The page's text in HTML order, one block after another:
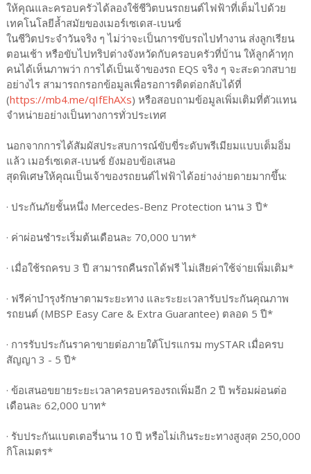
ให้คุณและครอบครัวได้ลองใช้ชีวิตบนรถยนต์ไฟฟ้าที่เต็มไปด้วย
เทคโนโลยีล้ำสมัยของเมอร์เซเดส-เบนซ์
ในชีวิตประจำวันจริง ๆ ไม่ว่าจะเป็นการขับรถไปทำงาน ส่งลูกเรียน
ตอนเช้า หรือขับไปทริปต่างจังหวัดกับครอบครัวที่บ้าน ให้ลูกค้าทุก
คนได้เห็นภาพว่า การได้เป็นเจ้าของรถ EQS จริง ๆ จะสะดวกสบาย
อย่างไร สามารถกรอกข้อมูลเพื่อรอการติดต่อกลับได้ที่
(https://mb4.me/qIfEhAXs) หรือสอบถามข้อมูลเพิ่มเติมที่ตัวแทน
จำหน่ายอย่างเป็นทางการทั่วประเทศ
นอกจากการได้สัมผัสประสบการณ์ขับขี่ระดับพรีเมียมแบบเต็มอิ่ม
แล้ว เมอร์เซเดส-เบนซ์ ยังมอบข้อเสนอ
สุดพิเศษให้คุณเป็นเจ้าของรถยนต์ไฟฟ้าได้อย่างง่ายดายมากขึ้น:
· ประกันภัยชั้นหนึ่ง Mercedes-Benz Protection นาน 3 ปี*
· ค่าผ่อนชำระเริ่มต้นเดือนละ 70,000 บาท*
· เมื่อใช้รถครบ 3 ปี สามารถคืนรถได้ฟรี ไม่เสียค่าใช้จ่ายเพิ่มเติม*
· ฟรีค่าบำรุงรักษาตามระยะทาง และระยะเวลารับประกันคุณภาพ
รถยนต์ (MBSP Easy Care & Extra Guarantee) ตลอด 5 ปี*
· การรับประกันราคาขายต่อภายใต้โปรแกรม mySTAR เมื่อครบ
สัญญา 3 - 5 ปี*
· ข้อเสนอขยายระยะเวลาครอบครองรถเพิ่มอีก 2 ปี พร้อมผ่อนต่อ
เดือนละ 62,000 บาท*
· รับประกันแบตเตอรี่นาน 10 ปี หรือไม่เกินระยะทางสูงสุด 250,000
กิโลเมตร*